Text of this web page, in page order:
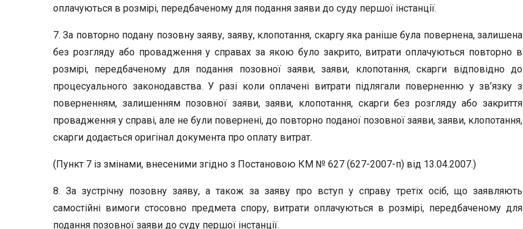
оплачуються в розмірі, передбаченому для подання заяви до суду першої інстанції.
7. За повторно подану позовну заяву, заяву, клопотання, скаргу яка раніше була повернена, залишена
без розгляду або провадження у справах за якою було закрито, витрати оплачуються повторно в
розмірі, передбаченому для подання позовної заяви, заяви, клопотання, скарги відповідно до
процесуального законодавства. У разі коли оплачені витрати підлягали поверненню у зв’язку з
поверненням, залишенням позовної заяви, заяви, клопотання, скарги без розгляду або закриття
провадження у справі, але не були повернені, до повторно поданої позовної заяви, заяви, клопотання,
скарги додається оригінал документа про оплату витрат.
(Пункт 7 із змінами, внесеними згідно з Постановою КМ № 627 (627-2007-п) від 13.04.2007.)
8. За зустрічну позовну заяву, а також за заяву про вступ у справу третіх осіб, що заявляють
самостійні вимоги стосовно предмета спору, витрати оплачуються в розмірі, передбаченому для
подання позовної заяви до суду першої інстанції.